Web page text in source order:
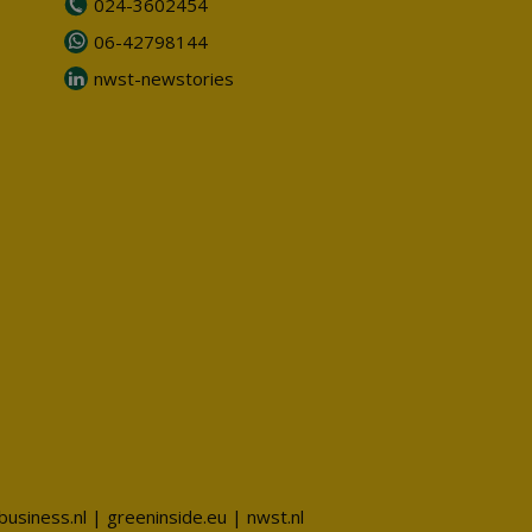
024-3602454
06-42798144
nwst-newstories
| greeninside.eu | nwst.nl